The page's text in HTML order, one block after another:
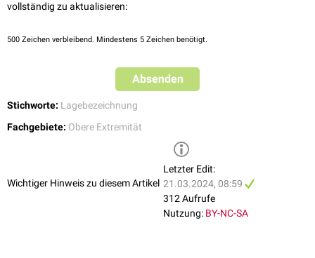
vollständig zu aktualisieren:
500 Zeichen verbleibend. Mindestens 5 Zeichen benötigt.
Absenden
Stichworte: Lagebezeichnung
Fachgebiete: Obere Extremität
Wichtiger Hinweis zu diesem Artikel
Letzter Edit:
21.03.2024, 08:59
312 Aufrufe
Nutzung: BY-NC-SA